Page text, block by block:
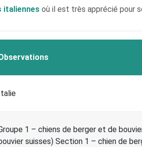
italiennes où il est très apprécié pour
1 – chiens de berger et de
suisses) Section 1 – chien de